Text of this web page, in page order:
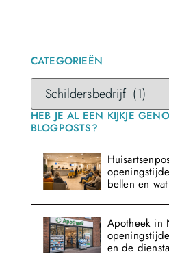
CATEGORIEËN
HEB JE AL EEN KIJKJE
BLOGPOSTS?
bellen en
Apotheek in
en de